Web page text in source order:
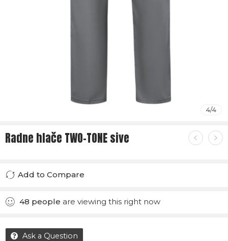
4/4
Radne hlače TWO-TONE sive
Add to Compare
48 people are viewing this right now
Ask a Question